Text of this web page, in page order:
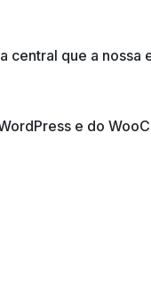
central que a nossa
e do